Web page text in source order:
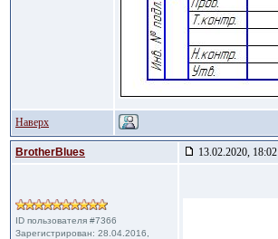
Наверх
BrotherBlues 13.02.2020, 18:02
ID пользователя #7366
Зарегистрирован: 28.04.2016,